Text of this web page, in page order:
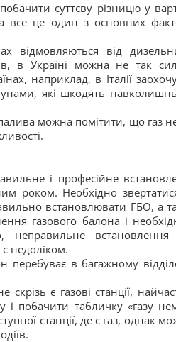
суттєву різницю у
все це один з основних
відмовляються від
в Україні можна не так
наприклад, в Італії
які шкодять
можна помітити, що газ
і професійне
роком. Необхідно
встановлювати ГБО, а
газового балона і
неправильне встановлення
недоліком.
перебуває в багажному
є газові станції,
побачити табличку «газу
станції, де є газ, однак